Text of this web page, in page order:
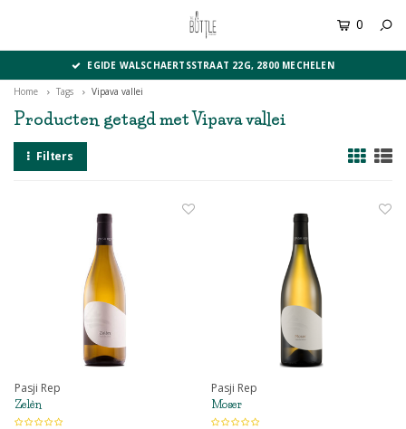
0
EGIDE WALSCHAERTSSTRAAT 22G, 2800 MECHELEN
Home Tags Vipava vallei
Producten getagd met Vipava vallei
Filters
Pasji Rep
Zelèn
Pasji Rep
Moser